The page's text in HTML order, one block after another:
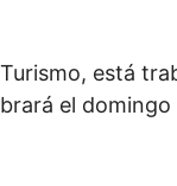
está
el